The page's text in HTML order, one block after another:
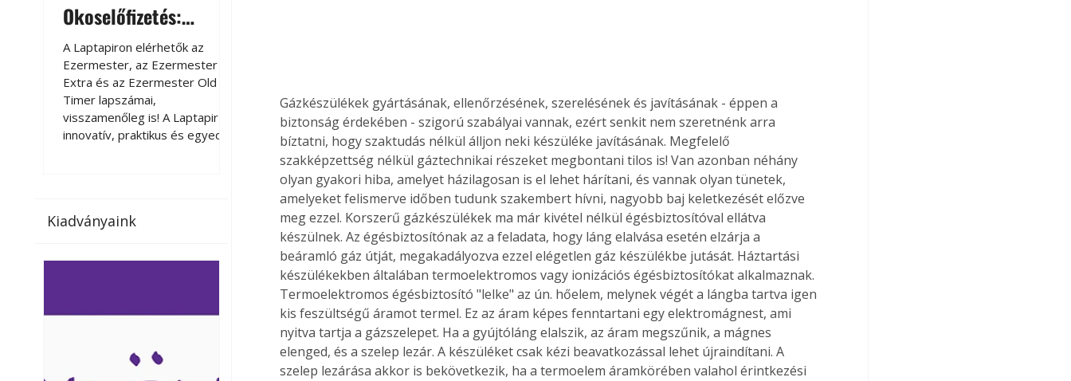
Okoselőfizetés:
Ezermester Extra
A Laptapiron elérhetők az
Ezermester, az Ezermester
Extra és az Ezermester Old
Timer lapszámai,
visszamenőleg is! A Laptapir új,
innovatív, praktikus és egyedi
az otthonában, útközben vagy
elérhetők lapszámaink. Bárhol,
Timer lapszámai,
visszamenőleg is! A Laptapir új,
innovatív, praktikus és egyedi
megoldás a nyomtatott
magazinok digitális olvasására
számítógépen, okostelefonon
vagy táblagépen. Kényelmesen
az otthonában, útközben vagy
nyaralás, pihenés alatt is
elérhetők lapszámaink. Bárhol,
bármikor, akár külföldön élve
vagy dolgozva is olvashatók az
Ezermester lapszámai. A
Laptapir kényelmes megoldás,
áron, 0 Ft postaköltséggel
megrendelhetők!
Kiadványaink
Gázkészülékek gyártásának, ellenőrzésének, szerelésének és javításának - éppen a
biztonság érdekében - szigorú szabályai vannak, ezért senkit nem szeretnénk arra
bíztatni, hogy szaktudás nélkül álljon neki készüléke javításának. Megfelelő
szakképzettség nélkül gáztechnikai részeket megbontani tilos is! Van azonban néhány
olyan gyakori hiba, amelyet házilagosan is el lehet hárítani, és vannak olyan tünetek,
amelyeket felismerve időben tudunk szakembert hívni, nagyobb baj keletkezését előzve
meg ezzel. Korszerű gázkészülékek ma már kivétel nélkül égésbiztosítóval ellátva
készülnek. Az égésbiztosítónak az a feladata, hogy láng elalvása esetén elzárja a
beáramló gáz útját, megakadályozva ezzel elégetlen gáz készülékbe jutását. Háztartási
készülékekben általában termoelektromos vagy ionizációs égésbiztosítókat alkalmaznak.
Termoelektromos égésbiztosító "lelke" az ún. hőelem, melynek végét a lángba tartva igen
kis feszültségű áramot termel. Ez az áram képes fenntartani egy elektromágnest, ami
nyitva tartja a gázszelepet. Ha a gyújtóláng elalszik, az áram megszűnik, a mágnes
elenged, és a szelep lezár. A készüléket csak kézi beavatkozással lehet újraindítani. A
szelep lezárása akkor is bekövetkezik, ha a termoelem áramkörében valahol érintkezési